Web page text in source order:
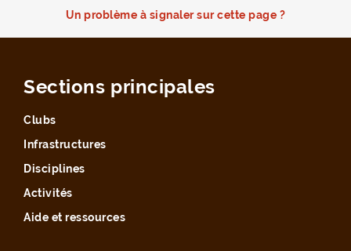
Un problème à signaler sur cette page ?
Sections principales
Clubs
Infrastructures
Disciplines
Activités
Aide et ressources